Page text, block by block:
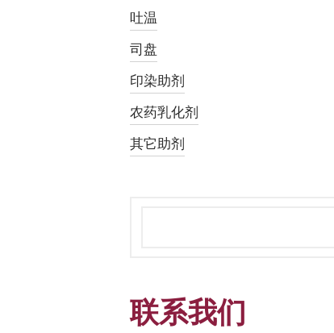
吐温
司盘
印染助剂
农药乳化剂
其它助剂
联系我们